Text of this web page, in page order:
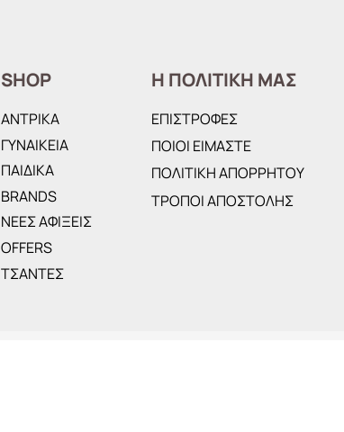
SHOP
ΑΝΤΡΙΚΑ
ΓΥΝΑΙΚΕΙΑ
ΠΑΙΔΙΚΑ
BRANDS
ΝΕΕΣ ΑΦΙΞΕΙΣ
OFFERS
ΤΣΑΝΤΕΣ
Η ΠΟΛΙΤΙΚΗ ΜΑΣ
ΕΠΙΣΤΡΟΦΕΣ
ΠΟΙΟΙ ΕΙΜΑΣΤΕ
ΠΟΛΙΤΙΚΗ ΑΠΟΡΡΗΤΟΥ
ΤΡΟΠΟΙ ΑΠΟΣΤΟΛΗΣ